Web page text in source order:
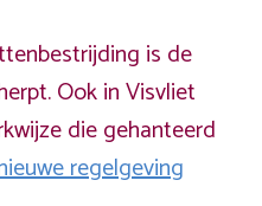
is de
Ook in Visvliet
die gehanteerd
regelgeving